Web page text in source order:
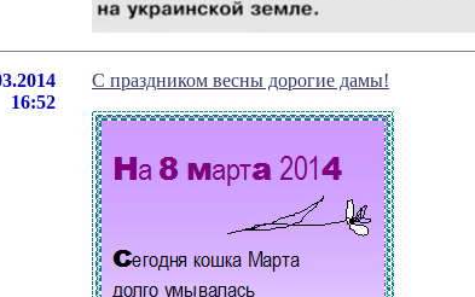
16:52
С праздником весны дорогие дамы!